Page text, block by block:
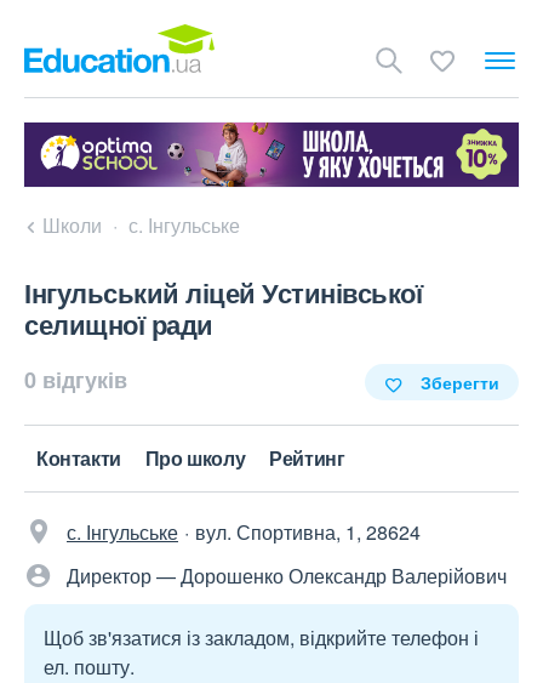
Школи с. Інгульське
Інгульський ліцей Устинівської
селищної ради
0 відгуків Зберегти
Контакти Про школу Рейтинг
с. Інгульське
вул. Спортивна, 1, 28624
Директор — Дорошенко Олександр Валерійович
Щоб зв'язатися із закладом, відкрийте телефон і
ел. пошту.